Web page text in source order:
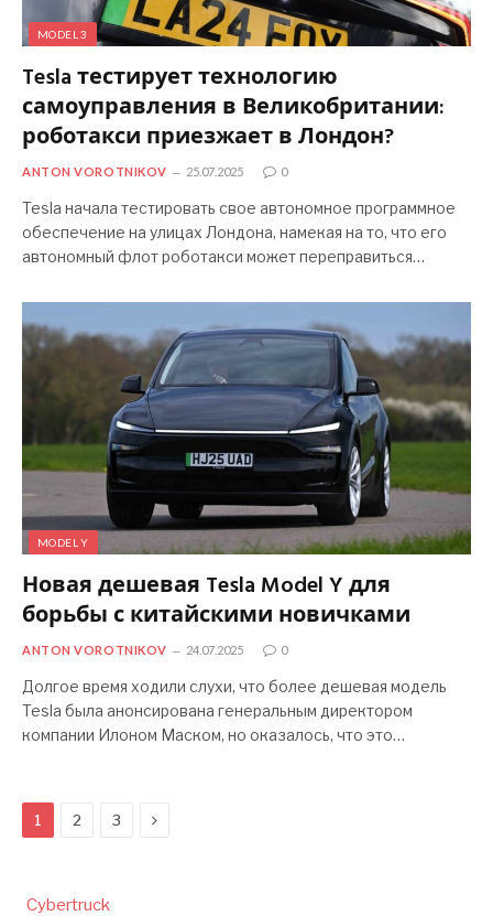
MODEL 3
Tesla тестирует технологию
самоуправления в Великобритании:
роботакси приезжает в Лондон?
ANTON VOROTNIKOV 25.07.2025 0
Tesla начала тестировать свое автономное программное
обеспечение на улицах Лондона, намекая на то, что его
автономный флот роботакси может переправиться…
MODEL Y
Новая дешевая Tesla Model Y для
борьбы с китайскими новичками
ANTON VOROTNIKOV 24.07.2025 0
Долгое время ходили слухи, что более дешевая модель
Tesla была анонсирована генеральным директором
компании Илоном Маском, но оказалось, что это…
1 2 3 Следующая
Cybertruck